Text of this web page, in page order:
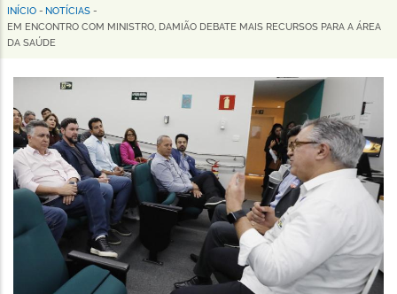
Horizonte
Trilha
de
navegação
INÍCIO - NOTÍCIAS -
EM ENCONTRO COM MINISTRO, DAMIÃO DEBATE MAIS RECURSOS PARA A ÁREA
DA SAÚDE